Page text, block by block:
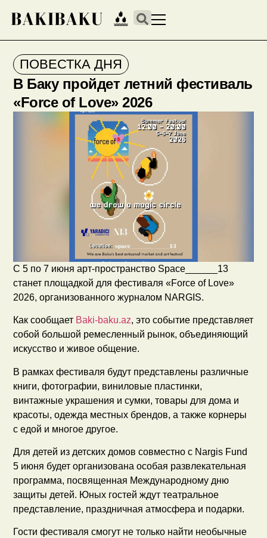
ПОВЕСТКА ДНЯ
В Баку пройдет летний фестиваль
«Force of Love» 2026
С 5 по 7 июня арт-пространство Space______13
станет площадкой для фестиваля «Force of Love»
2026, организованного журналом NARGIS.
Как сообщает Baki-baku.az, это событие представляет
собой большой ремесленный рынок, объединяющий
искусство и живое общение.
В рамках фестиваля будут представлены различные
книги, фотографии, виниловые пластинки,
винтажные украшения и сумки, товары для дома и
красоты, одежда местных брендов, а также корнеры
с едой и многое другое.
Для детей из детских домов совместно с Nargis Fund
5 июня будет организована особая развлекательная
программа, посвященная Международному дню
защиты детей. Юных гостей ждут театральное
представление, праздничная атмосфера и подарки.
Гости фестиваля смогут не только найти необычные